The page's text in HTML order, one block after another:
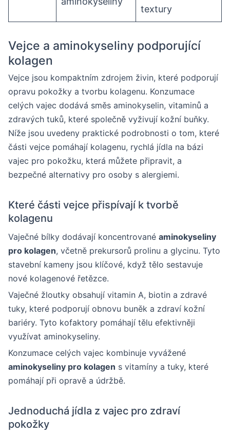
textury
Vejce a aminokyseliny podporující
kolagen
Vejce jsou kompaktním zdrojem živin, které podporují
opravu pokožky a tvorbu kolagenu. Konzumace
celých vajec dodává směs aminokyselin, vitaminů a
zdravých tuků, které společně vyživují kožní buňky.
Níže jsou uvedeny praktické podrobnosti o tom, které
části vejce pomáhají kolagenu, rychlá jídla na bázi
vajec pro pokožku, která můžete připravit, a
bezpečné alternativy pro osoby s alergiemi.
Které části vejce přispívají k tvorbě
kolagenu
Vaječné bílky dodávají koncentrované aminokyseliny
pro kolagen, včetně prekursorů prolinu a glycinu. Tyto
stavební kameny jsou klíčové, když tělo sestavuje
nové kolagenové řetězce.
Vaječné žloutky obsahují vitamin A, biotin a zdravé
tuky, které podporují obnovu buněk a zdraví kožní
bariéry. Tyto kofaktory pomáhají tělu efektivněji
využívat aminokyseliny.
Konzumace celých vajec kombinuje vyvážené
aminokyseliny pro kolagen s vitamíny a tuky, které
pomáhají při opravě a údržbě.
Jednoduchá jídla z vajec pro zdraví
pokožky